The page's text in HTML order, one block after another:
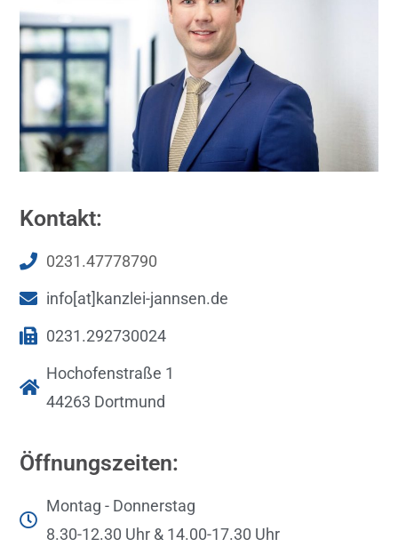
Kontakt:
0231.47778790
info[at]kanzlei-jannsen.de
0231.292730024
Hochofenstraße 1
44263 Dortmund
Öffnungszeiten:
Montag - Donnerstag
8.30-12.30 Uhr & 14.00-17.30 Uhr